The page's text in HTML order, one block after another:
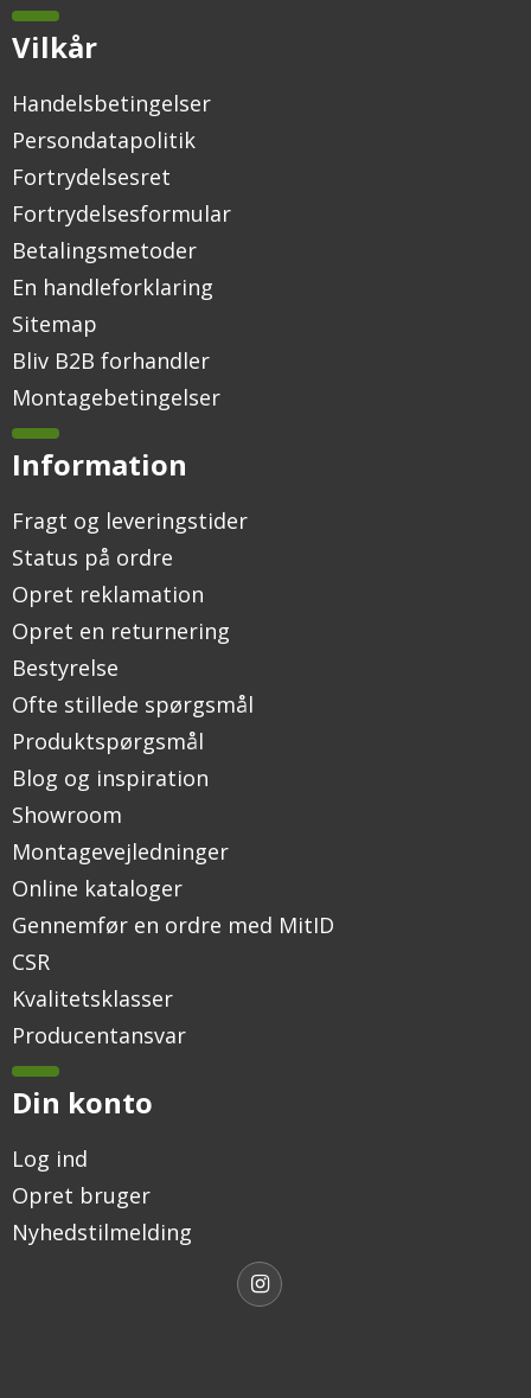
Vilkår
Handelsbetingelser
Persondatapolitik
Fortrydelsesret
Fortrydelsesformular
Betalingsmetoder
En handleforklaring
Sitemap
Bliv B2B forhandler
Montagebetingelser
Information
Fragt og leveringstider
Status på ordre
Opret reklamation
Opret en returnering
Bestyrelse
Ofte stillede spørgsmål
Produktspørgsmål
Blog og inspiration
Showroom
Montagevejledninger
Online kataloger
Gennemfør en ordre med MitID
CSR
Kvalitetsklasser
Producentansvar
Din konto
Log ind
Opret bruger
Nyhedstilmelding